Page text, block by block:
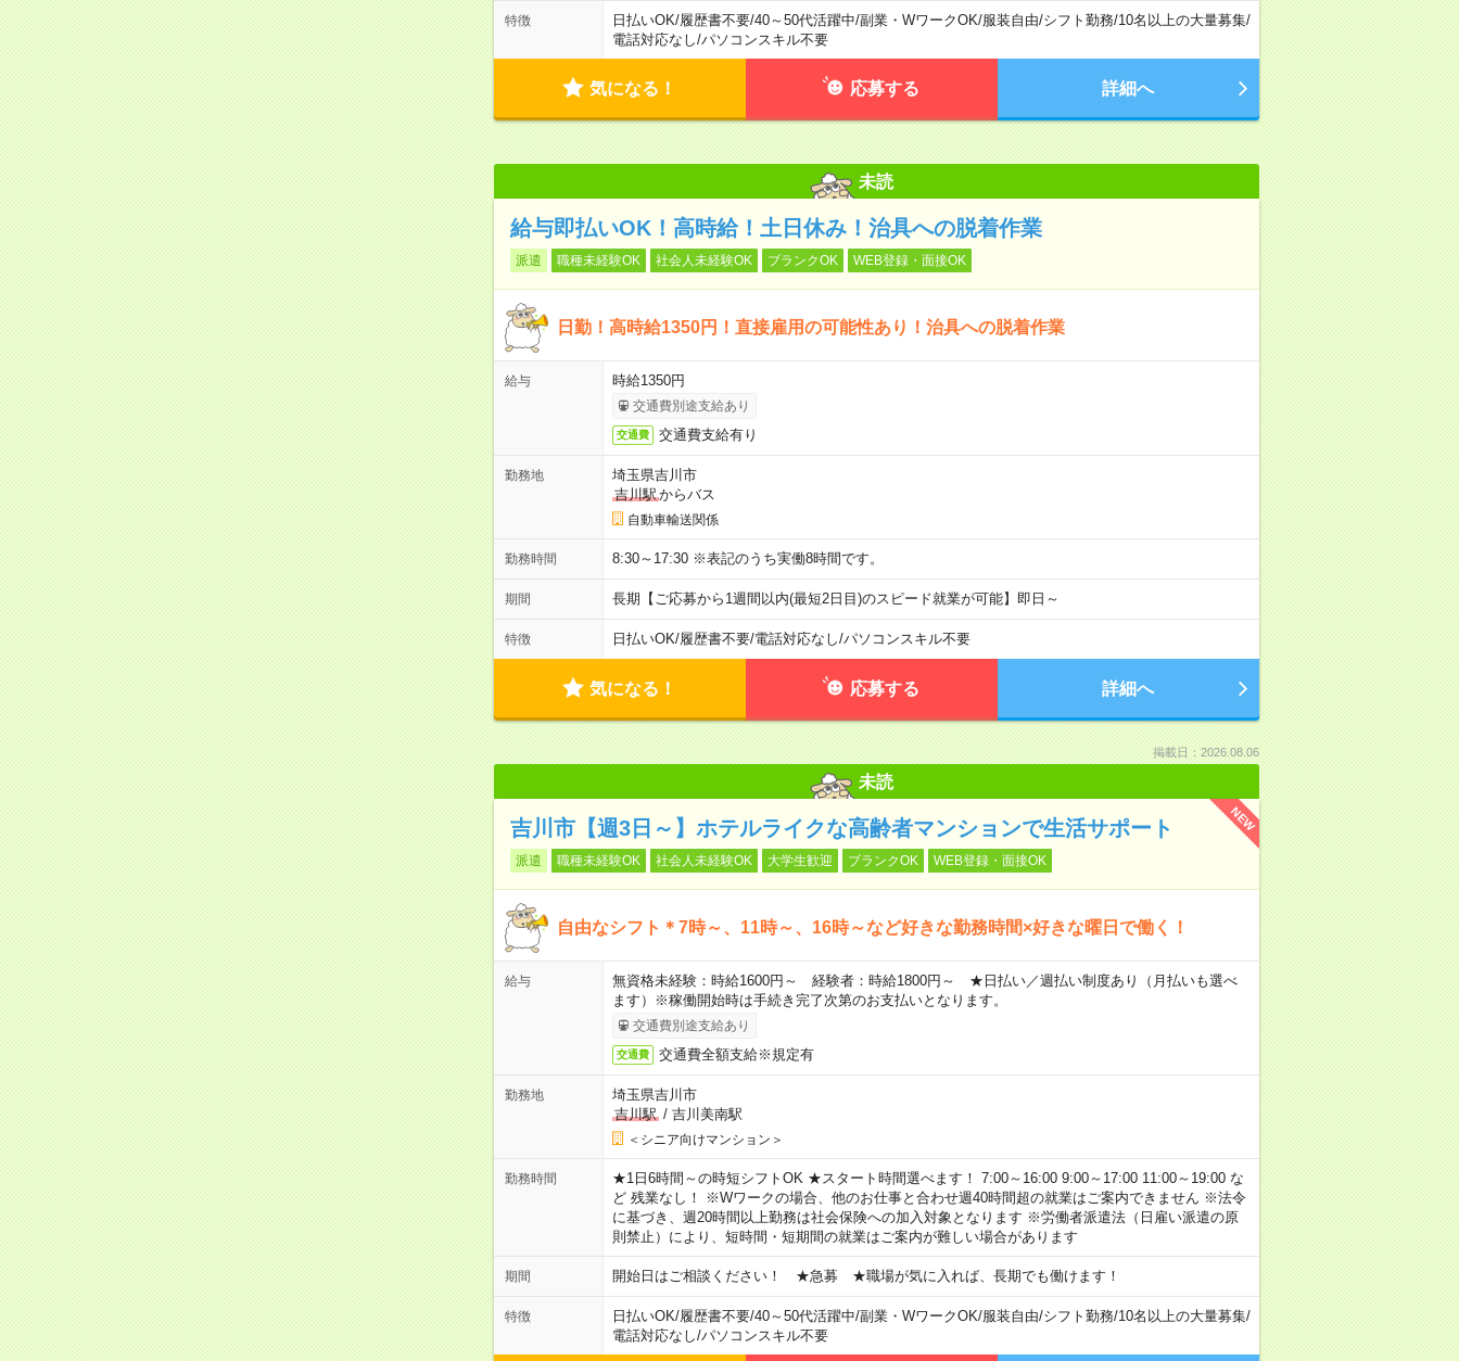
特徴 日払いOK/履歴書不要/40～50代活躍中/副業・WワークOK/服装自由/シフト勤務/10名以上の大量募集/
電話対応なし/パソコンスキル不要
気になる！ 応募する 詳細へ
未読
給与即払いOK！高時給！土日休み！治具への脱着作業
派遣 職種未経験OK 社会人未経験OK ブランクOK WEB登録・面接OK
日勤！高時給1350円！直接雇用の可能性あり！治具への脱着作業
給与 時給1350円
交通費別途支給あり
交通費 交通費支給有り
勤務地
埼玉県吉川市
吉川駅からバス
自動車輸送関係
勤務時間 8:30～17:30 ※表記のうち実働8時間です。
期間 長期【ご応募から1週間以内(最短2日目)のスピード就業が可能】即日～
特徴 日払いOK/履歴書不要/電話対応なし/パソコンスキル不要
気になる！ 応募する 詳細へ
掲載日：2026.08.06
未読
NEW
吉川市【週3日～】ホテルライクな高齢者マンションで生活サポート
派遣 職種未経験OK 社会人未経験OK 大学生歓迎 ブランクOK WEB登録・面接OK
自由なシフト＊7時～、11時～、16時～など好きな勤務時間×好きな曜日で働く！
給与
無資格未経験：時給1600円～ 経験者：時給1800円～ ★日払い／週払い制度あり（月払いも選べ
ます）※稼働開始時は手続き完了次第のお支払いとなります。
交通費別途支給あり
交通費 交通費全額支給※規定有
勤務地
埼玉県吉川市
吉川駅/ 吉川美南駅
＜シニア向けマンション＞
勤務時間
★1日6時間～の時短シフトOK ★スタート時間選べます！ 7:00～16:00 9:00～17:00 11:00～19:00 な
ど 残業なし！ ※Wワークの場合、他のお仕事と合わせ週40時間超の就業はご案内できません ※法令
に基づき、週20時間以上勤務は社会保険への加入対象となります ※労働者派遣法（日雇い派遣の原
則禁止）により、短時間・短期間の就業はご案内が難しい場合があります
期間 開始日はご相談ください！ ★急募 ★職場が気に入れば、長期でも働けます！
特徴 日払いOK/履歴書不要/40～50代活躍中/副業・WワークOK/服装自由/シフト勤務/10名以上の大量募集/
電話対応なし/パソコンスキル不要